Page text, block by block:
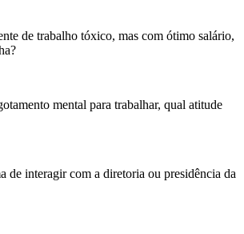
de trabalho tóxico, mas com ótimo salário,
mental para trabalhar, qual atitude
de interagir com a diretoria ou presidência da